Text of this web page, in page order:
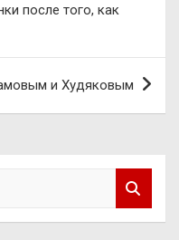
после того, как
и Худяковым